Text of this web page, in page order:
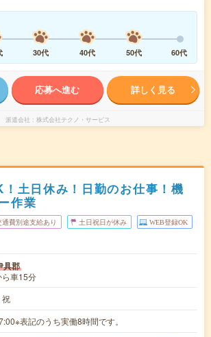
30代 40代 50代 60代
応募へ進む 詳しく見る
派遣会社 株式会社テクノ・サービス
土日休み！日勤のお仕事！機
作業
通費別途支給あり 土日祝日が休み WEB登録OK
具郡
ら車15分
祝
表記のうち実働8時間です。